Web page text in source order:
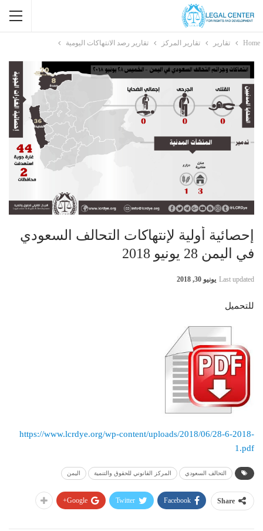
Home تقارير تقارير المركز تقارير رصد الانتهاكات اليومية
إحصائية أولية لإنتهاكات التحالف السعودي
في اليمن 28 يونيو 2018
Last updated يونيو 30, 2018
للتحميل
https://www.lcrdye.org/wp-content/uploads/2018/06/28-6-2018-
1.pdf
التحالف السعودي المركز القانوني للحقوق والتنمية اليمن
Share
Facebook
Twitter
Google+